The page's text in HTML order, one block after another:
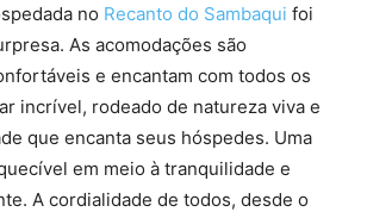
no Recanto do Sambaqui foi
As acomodações são
e encantam com todos os
incrível, rodeado de natureza viva e
que encanta seus hóspedes. Uma
em meio à tranquilidade e
A cordialidade de todos, desde o